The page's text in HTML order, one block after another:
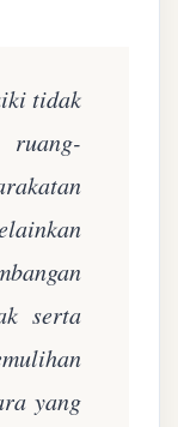
tidak
ruang-
serta
yang